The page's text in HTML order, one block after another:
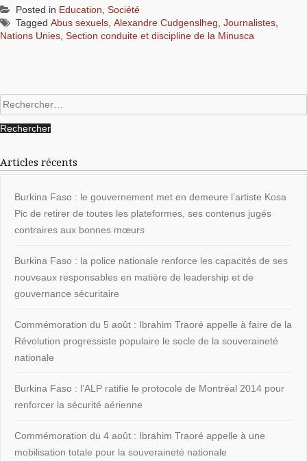
Posted in Education Société
Tagged Abus sexuels Alexandre Cudgenslheg Journalistes
Nations Unies Section conduite et discipline de la Minusca
Rechercher :
Articles récents
Burkina Faso : le gouvernement met en demeure l’artiste Kosa
Pic de retirer de toutes les plateformes, ses contenus jugés
contraires aux bonnes mœurs
Burkina Faso : la police nationale renforce les capacités de ses
nouveaux responsables en matière de leadership et de
gouvernance sécuritaire
Commémoration du 5 août : Ibrahim Traoré appelle à faire de la
Révolution progressiste populaire le socle de la souveraineté
nationale
Burkina Faso : l’ALP ratifie le protocole de Montréal 2014 pour
renforcer la sécurité aérienne
Commémoration du 4 août : Ibrahim Traoré appelle à une
mobilisation totale pour la souveraineté nationale